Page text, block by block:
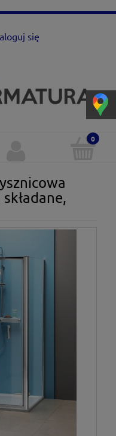
się